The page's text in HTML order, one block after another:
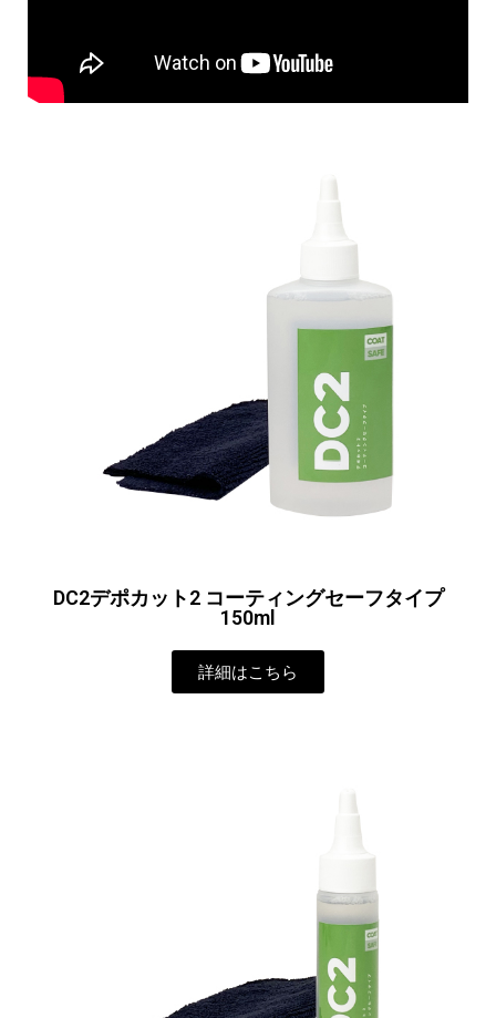
DC2デポカット2 コーティングセーフタイプ
150ml
詳細はこちら